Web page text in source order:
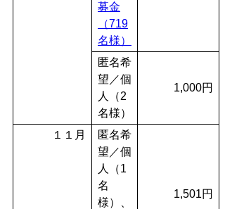
募金
（719
名様）
匿名希
望／個
人（2
名様）
1,000円
１１月
匿名希
望／個
人（1
名
様）、
1,501円